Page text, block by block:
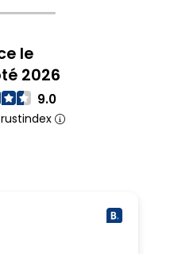
le
2026
9.0